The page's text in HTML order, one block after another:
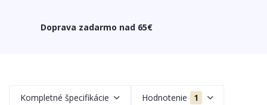
Doprava zadarmo nad 65€
Kompletné špecifikácie Hodnotenie 1